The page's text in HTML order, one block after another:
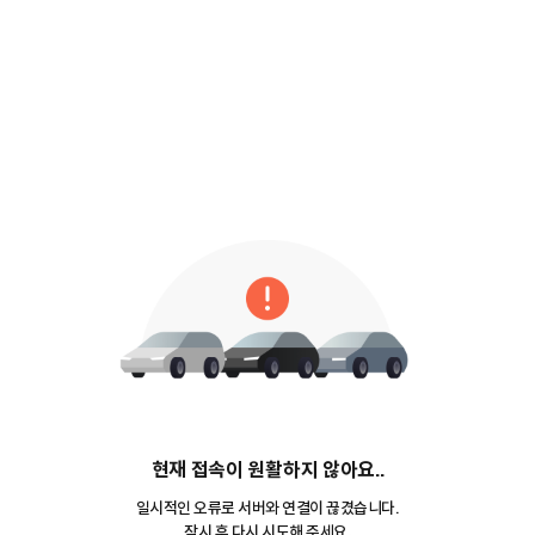
현재 접속이 원활하지 않아요..
일시적인 오류로 서버와 연결이 끊겼습니다.